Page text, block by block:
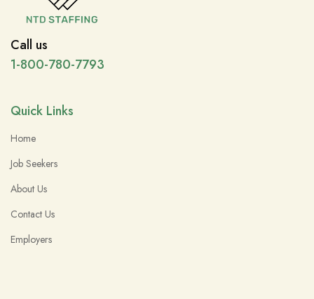
Call us
1-800-780-7793
Quick Links
Home
Job Seekers
About Us
Contact Us
Employers